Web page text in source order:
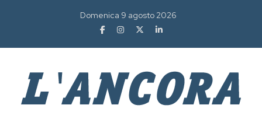
Domenica 9 agosto 2026